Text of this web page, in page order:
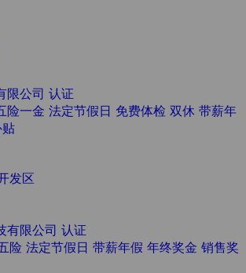
限公司 认证
险一金 法定节假日 免费体检 双休 带薪年
发区
有限公司 认证
险 法定节假日 带薪年假 年终奖金 销售奖